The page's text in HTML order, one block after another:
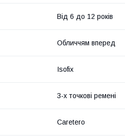
Від 6 до 12 років
Обличчям вперед
Isofix
3-х точкові ремені
Caretero